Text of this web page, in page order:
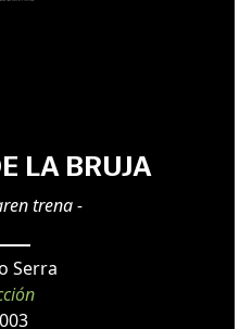
LA BRUJA
trena -
Serra